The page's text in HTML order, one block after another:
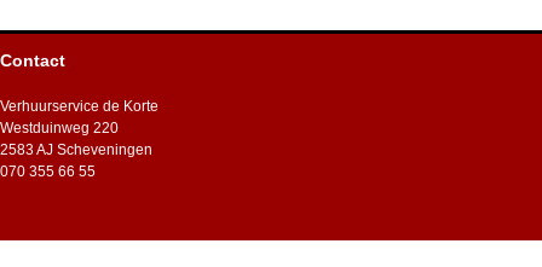
Contact
Verhuurservice de Korte
Westduinweg 220
2583 AJ Scheveningen
070 355 66 55